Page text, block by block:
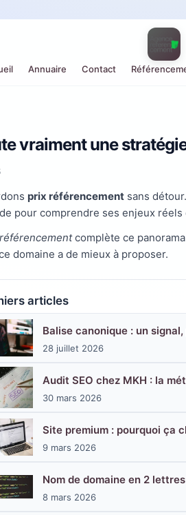
Annuaire Contact
vraiment une
prix référencement sans
pour comprendre ses enjeux
complète ce
domaine a de mieux à proposer.
articles
Balise canonique : un
28 juillet 2026
Audit SEO chez MKH : la
30 mars 2026
Site premium : pourquoi ça
9 mars 2026
Nom de domaine en 2
8 mars 2026